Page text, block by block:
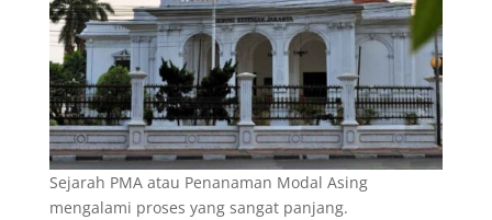
Sejarah PMA atau Penanaman Modal Asing
mengalami proses yang sangat panjang.